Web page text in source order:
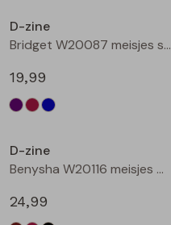
D-zine
Bridget W20087 meisjes sweatshirt Raf
19,99
D-zine
Benysha W20116 meisjes bermuda Wijnrood
24,99